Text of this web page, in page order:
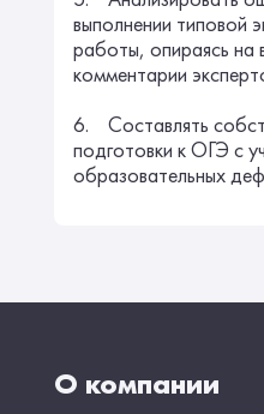
выполнении типовой
работы, опираясь на
комментарии
6. Составлять
подготовки к ОГЭ с
образовательных
О компании